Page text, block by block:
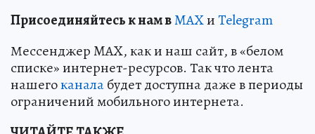
Присоединяйтесь к нам вMAXиTelegram
Мессенджер MAX, как и наш сайт, в «белом
списке» интернет-ресурсов. Так что лента
нашегоканалабудет доступна даже в периоды
ограничений мобильного интернета.